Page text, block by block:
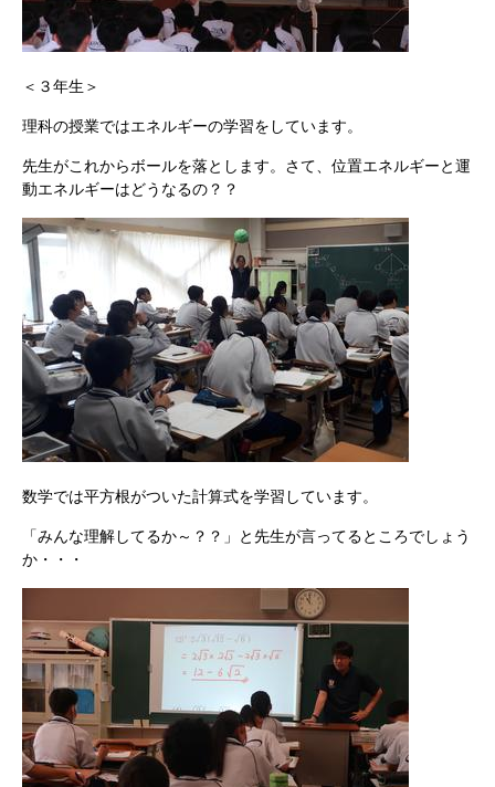
＜３年生＞
理科の授業ではエネルギーの学習をしています。
先生がこれからボールを落とします。さて、位置エネルギーと運
動エネルギーはどうなるの？？
数学では平方根がついた計算式を学習しています。
「みんな理解してるか～？？」と先生が言ってるところでしょう
か・・・